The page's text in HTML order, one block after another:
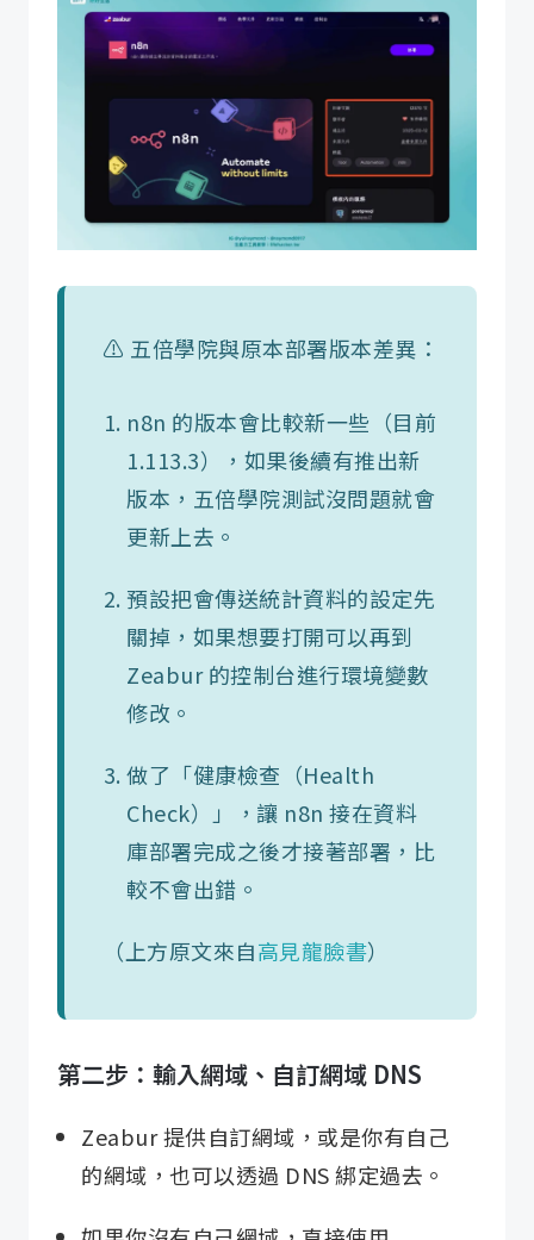
⚠️ 五倍學院與原本部署版本差異：
n8n 的版本會比較新一些（目前
1.113.3），如果後續有推出新
版本，五倍學院測試沒問題就會
更新上去。
預設把會傳送統計資料的設定先
關掉，如果想要打開可以再到
Zeabur 的控制台進行環境變數
修改。
做了「健康檢查（Health
Check）」，讓 n8n 接在資料
庫部署完成之後才接著部署，比
較不會出錯。
（上方原文來自高見龍臉書）
第二步：輸入網域、自訂網域 DNS
Zeabur 提供自訂網域，或是你有自己
的網域，也可以透過 DNS 綁定過去。